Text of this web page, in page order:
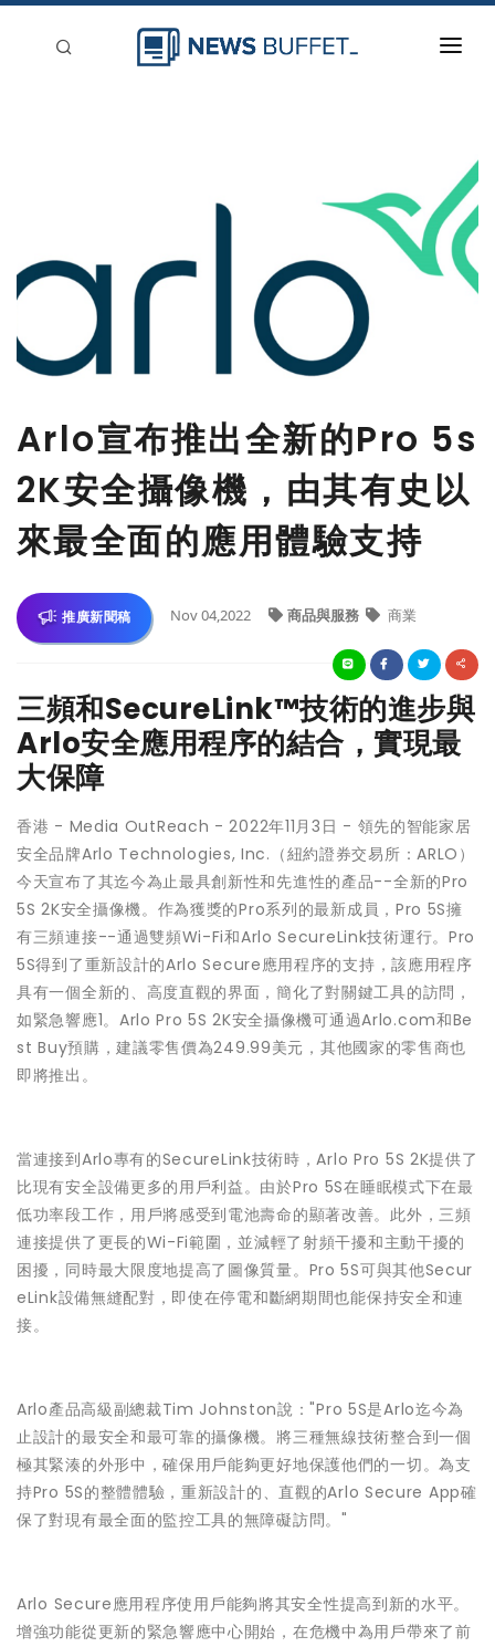
Arlo宣布推出全新的Pro 5s
2K安全攝像機，由其有史以
來最全面的應用體驗支持
推廣新聞稿 Nov 04,2022 商品與服務 商業
三頻和SecureLink™技術的進步與
Arlo安全應用程序的結合，實現最
大保障
香港 - Media OutReach - 2022年11月3日 - 領先的智能家居
安全品牌Arlo Technologies, Inc.（紐約證券交易所：ARLO）
今天宣布了其迄今為止最具創新性和先進性的產品--全新的Pro
5S 2K安全攝像機。作為獲獎的Pro系列的最新成員，Pro 5S擁
有三頻連接--通過雙頻Wi-Fi和Arlo SecureLink技術運行。Pro
5S得到了重新設計的Arlo Secure應用程序的支持，該應用程序
具有一個全新的、高度直觀的界面，簡化了對關鍵工具的訪問，
如緊急響應1。Arlo Pro 5S 2K安全攝像機可通過Arlo.com和Be
st Buy預購，建議零售價為249.99美元，其他國家的零售商也
即將推出。
當連接到Arlo專有的SecureLink技術時，Arlo Pro 5S 2K提供了
比現有安全設備更多的用戶利益。由於Pro 5S在睡眠模式下在最
低功率段工作，用戶將感受到電池壽命的顯著改善。此外，三頻
連接提供了更長的Wi-Fi範圍，並減輕了射頻干擾和主動干擾的
困擾，同時最大限度地提高了圖像質量。Pro 5S可與其他Secur
eLink設備無縫配對，即使在停電和斷網期間也能保持安全和連
接。
Arlo產品高級副總裁Tim Johnston說："Pro 5S是Arlo迄今為
止設計的最安全和最可靠的攝像機。將三種無線技術整合到一個
極其緊湊的外形中，確保用戶能夠更好地保護他們的一切。為支
持Pro 5S的整體體驗，重新設計的、直觀的Arlo Secure App確
保了對現有最全面的監控工具的無障礙訪問。"
Arlo Secure應用程序使用戶能夠將其安全性提高到新的水平。
增強功能從更新的緊急響應中心開始，在危機中為用戶帶來了前